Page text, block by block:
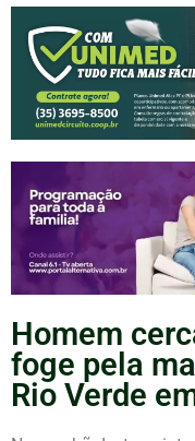
Homem
foge pela
Rio Verde